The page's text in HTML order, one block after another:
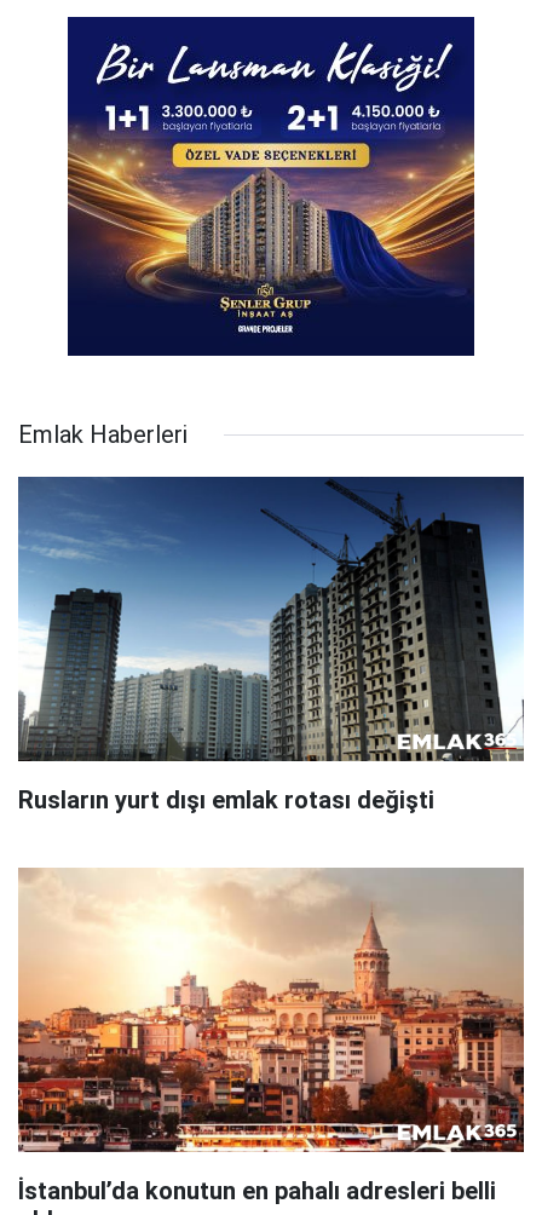
Emlak Haberleri
Rusların yurt dışı emlak rotası değişti
İstanbul’da konutun en pahalı adresleri belli